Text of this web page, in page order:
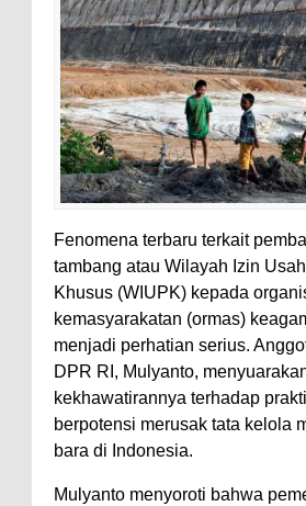
Fenomena terbaru terkait
tambang atau Wilayah Izin
Khusus (WIUPK) kepada
kemasyarakatan (ormas)
menjadi perhatian serius.
DPR RI, Mulyanto,
kekhawatirannya terhadap
berpotensi merusak tata kelola
bara di Indonesia.
Mulyanto menyoroti bahwa